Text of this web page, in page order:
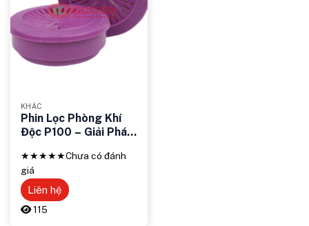
KHÁC
Phin Lọc Phòng Khí
Độc P100 – Giải Pháp
Quả
★★★★★Chưa có đánh
giá
Liên hệ
115